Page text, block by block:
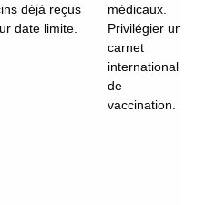
déjà reçus
date limite.
médicaux.
Privilégier un
carnet
international
de
vaccination.